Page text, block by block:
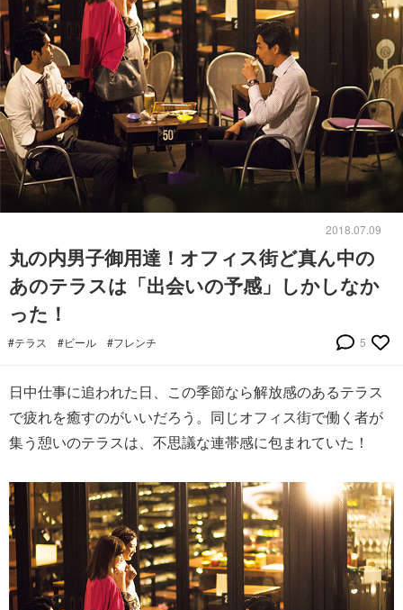
2018.07.09
丸の内男子御用達！オフィス街ど真ん中の
あのテラスは「出会いの予感」しかしなか
った！
#テラス #ビール #フレンチ 5
日中仕事に追われた日、この季節なら解放感のあるテラス
で疲れを癒すのがいいだろう。同じオフィス街で働く者が
集う憩いのテラスは、不思議な連帯感に包まれていた！